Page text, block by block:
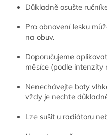
Důkladně osušte
Pro obnovení lesku
na obuv.
Doporučujeme
měsíce (podle intenzity
Nenechávejte boty
vždy je nechte
Lze sušit u radiátoru